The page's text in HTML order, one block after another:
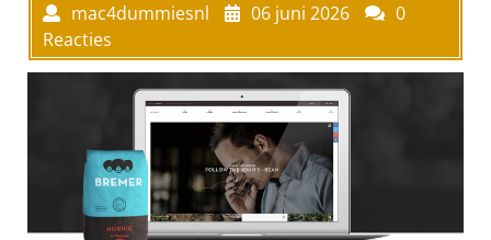
mac4dummiesnl 06 juni 2026
0
Reacties